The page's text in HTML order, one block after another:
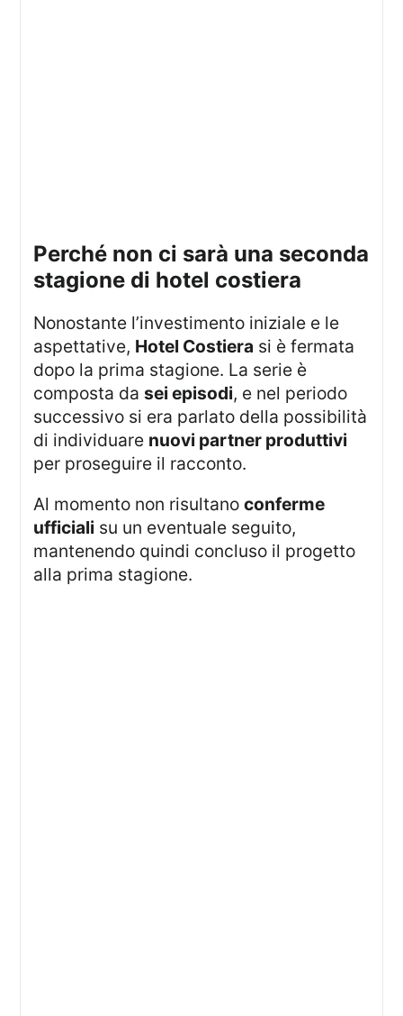
perché non ci sarà una seconda
stagione di hotel costiera
Nonostante l’investimento iniziale e le
aspettative, Hotel Costiera si è fermata
dopo la prima stagione. La serie è
composta dasei episodi, e nel periodo
successivo si era parlato della possibilità
di individuare nuovi partner produttivi
per proseguire il racconto.
Al momento non risultanoconferme
ufficiali su un eventuale seguito,
mantenendo quindi concluso il progetto
alla prima stagione.